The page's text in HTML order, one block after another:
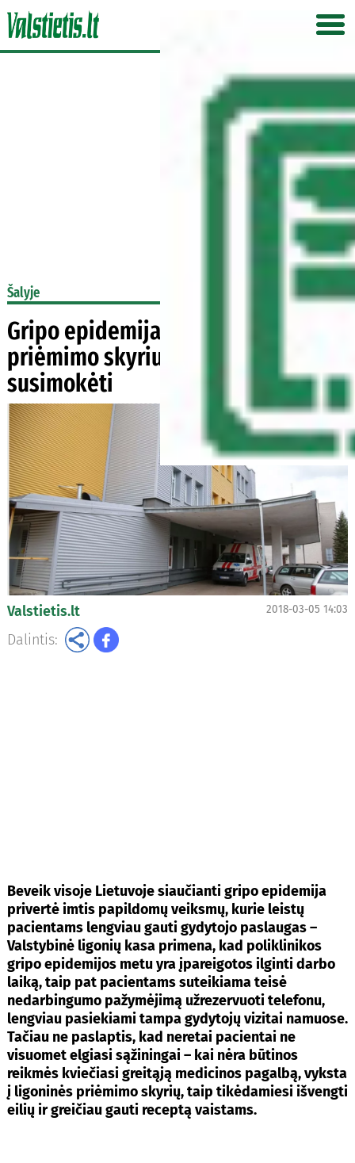
Šalyje
Gripo epidemija dar neatšaukta –
priėmimo skyriuje gali tekti
susimokėti
Valstietis.lt 2018-03-05 14:03
Dalintis:
Beveik visoje Lietuvoje siaučianti gripo epidemija
privertė imtis papildomų veiksmų, kurie leistų
pacientams lengviau gauti gydytojo paslaugas –
Valstybinė ligonių kasa primena, kad poliklinikos
gripo epidemijos metu yra įpareigotos ilginti darbo
laiką, taip pat pacientams suteikiama teisė
nedarbingumo pažymėjimą užrezervuoti telefonu,
lengviau pasiekiami tampa gydytojų vizitai namuose.
Tačiau ne paslaptis, kad neretai pacientai ne
visuomet elgiasi sąžiningai – kai nėra būtinos
reikmės kviečiasi greitąją medicinos pagalbą, vyksta
į ligoninės priėmimo skyrių, taip tikėdamiesi išvengti
eilių ir greičiau gauti receptą vaistams.